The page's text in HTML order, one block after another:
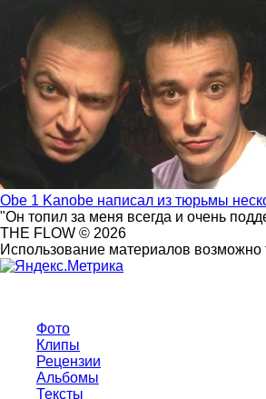
Obe 1 Kanobe написал из тюрьмы
"Он топил за меня всегда и очень
THE FLOW © 2026
Использование материалов возможно
Фото
Клипы
Рецензии
Альбомы
Тексты